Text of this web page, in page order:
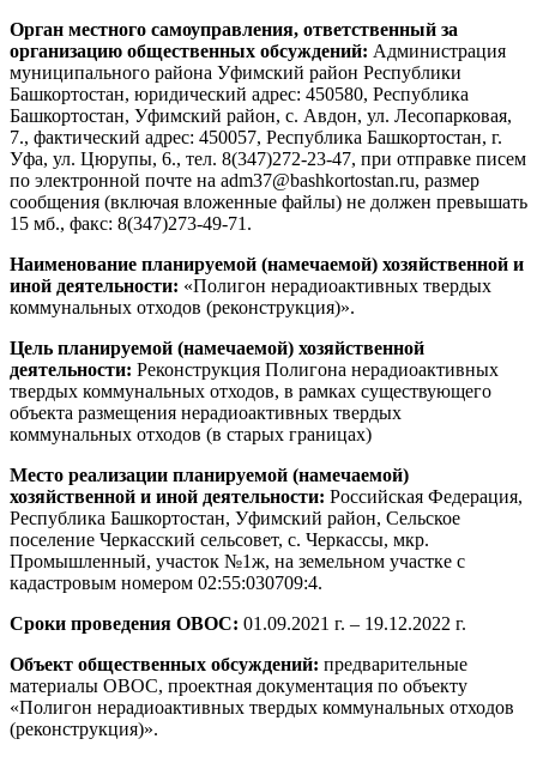
Орган местного самоуправления, ответственный за
организацию общественных обсуждений: Администрация
муниципального района Уфимский район Республики
Башкортостан, юридический адрес: 450580, Республика
Башкортостан, Уфимский район, с. Авдон, ул. Лесопарковая,
7., фактический адрес: 450057, Республика Башкортостан, г.
Уфа, ул. Цюрупы, 6., тел. 8(347)272-23-47, при отправке писем
по электронной почте на adm37@bashkortostan.ru, размер
сообщения (включая вложенные файлы) не должен превышать
15 мб., факс: 8(347)273-49-71.
Наименование планируемой (намечаемой) хозяйственной и
иной деятельности: «Полигон нерадиоактивных твердых
коммунальных отходов (реконструкция)».
Цель планируемой (намечаемой) хозяйственной
деятельности: Реконструкция Полигона нерадиоактивных
твердых коммунальных отходов, в рамках существующего
объекта размещения нерадиоактивных твердых
коммунальных отходов (в старых границах)
Место реализации планируемой (намечаемой)
хозяйственной и иной деятельности: Российская Федерация,
Республика Башкортостан, Уфимский район, Сельское
поселение Черкасский сельсовет, с. Черкассы, мкр.
Промышленный, участок №1ж, на земельном участке с
кадастровым номером 02:55:030709:4.
Сроки проведения ОВОС: 01.09.2021 г. – 19.12.2022 г.
Объект общественных обсуждений: предварительные
материалы ОВОС, проектная документация по объекту
«Полигон нерадиоактивных твердых коммунальных отходов
(реконструкция)».